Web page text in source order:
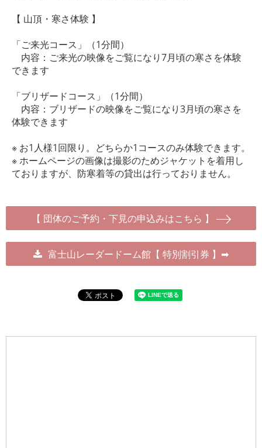
【 山頂・寒さ体験 】
「ご来光コース」（1分間）
内容：ご来光の映像をご覧になり7月頃の寒さを体験
できます
「ブリザードコース」（1分間）
内容：ブリザードの映像をご覧になり3月頃の寒さを
体験できます
※ お1人様1回限り。どちらか1コースのみ体験できます。
※ ホームページの画像は撮影のためジャケットを着用し
ておりますが、防寒着等の貸出は行っておりません。
【 団体のご予約・下見の申込みはこちら 】
富士山レーダードーム館【 特別割引券 】➡